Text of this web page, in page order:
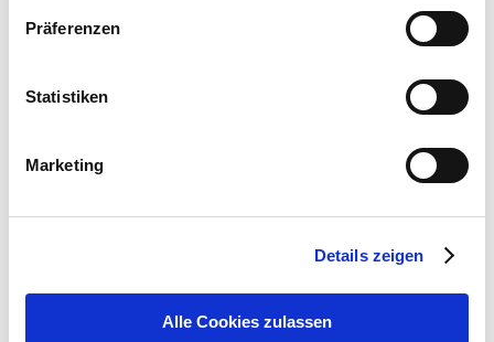
Präferenzen
Statistiken
Marketing
Details zeigen
Alle Cookies zulassen